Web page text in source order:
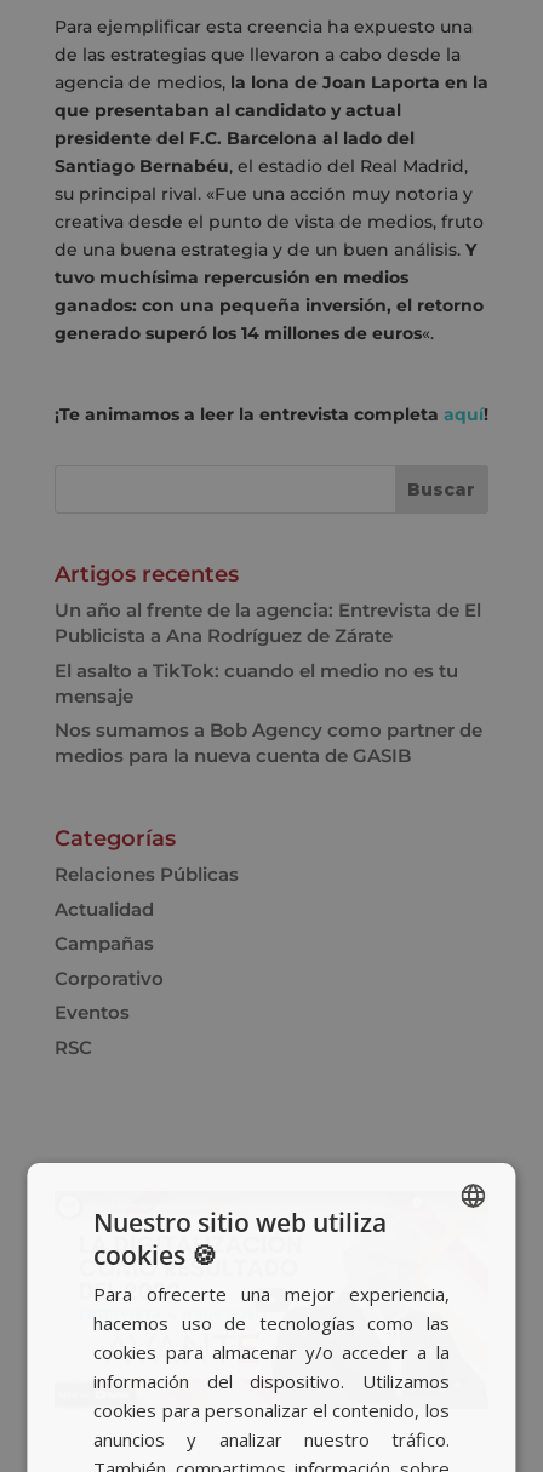
Para ejemplificar esta creencia ha expuesto una
de las estrategias que llevaron a cabo desde la
agencia de medios, la lona de Joan Laporta en la
que presentaban al candidato y actual
presidente del F.C. Barcelona al lado del
Santiago Bernabéu, el estadio del Real Madrid,
su principal rival. «Fue una acción muy notoria y
creativa desde el punto de vista de medios, fruto
de una buena estrategia y de un buen análisis. Y
tuvo muchísima repercusión en medios
ganados: con una pequeña inversión, el retorno
generado superó los 14 millones de euros«.
¡Te animamos a leer la entrevista completa aquí!
Artigos recentes
Un año al frente de la agencia: Entrevista de El
Publicista a Ana Rodríguez de Zárate
El asalto a TikTok: cuando el medio no es tu
mensaje
Nos sumamos a Bob Agency como partner de
medios para la nueva cuenta de GASIB
Categorías
Relaciones Públicas
Actualidad
Campañas
Corporativo
Eventos
RSC
BASQUE
ENGLISH
Nuestro sitio web utiliza
cookies 🍪
Para ofrecerte una mejor experiencia,
hacemos uso de tecnologías como las
cookies para almacenar y/o acceder a la
información del dispositivo. Utilizamos
cookies para personalizar el contenido, los
anuncios y analizar nuestro tráfico.